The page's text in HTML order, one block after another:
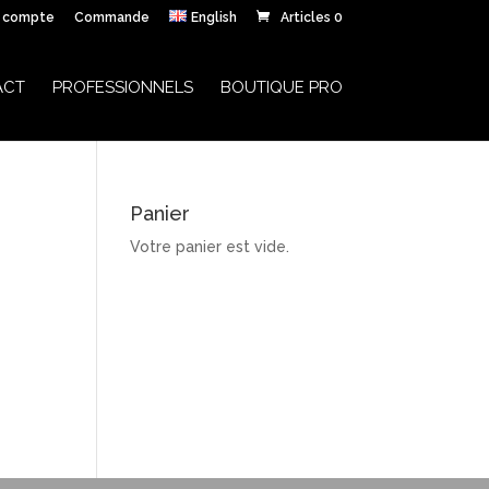
compte Commande English Articles 0
PROFESSIONNELS BOUTIQUE PRO
Panier
Votre panier est vide.